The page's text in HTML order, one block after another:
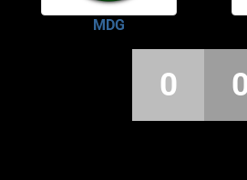
MDG
0